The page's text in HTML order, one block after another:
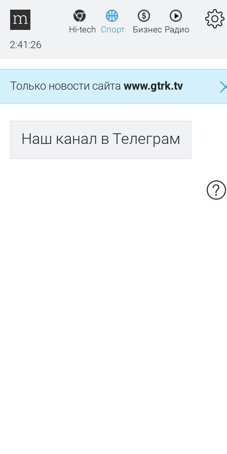
2:41:26
Hi-tech Спорт Бизнес Радио
Только новости сайта www.gtrk.tv
Наш канал в Телеграм